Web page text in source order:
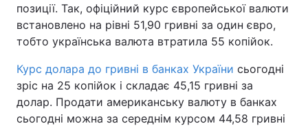
позиції. Так, офіційний курс європейської валюти
встановлено на рівні 51,90 гривні за один євро,
тобто українська валюта втратила 55 копійок.
Курс долара до гривні в банках України сьогодні
зріс на 25 копійок і складає 45,15 гривні за
долар. Продати американську валюту в банках
сьогодні можна за середнім курсом 44,58 гривні